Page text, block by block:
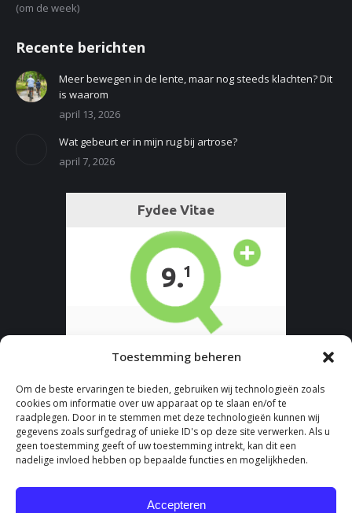
Toestemming beheren
Om de beste ervaringen te bieden, gebruiken wij technologieën zoals
cookies om informatie over uw apparaat op te slaan en/of te
raadplegen. Door in te stemmen met deze technologieën kunnen wij
gegevens zoals surfgedrag of unieke ID's op deze site verwerken. Als u
geen toestemming geeft of uw toestemming intrekt, kan dit een
nadelige invloed hebben op bepaalde functies en mogelijkheden.
Accepteren
(om de week)
Recente berichten
Meer bewegen in de lente, maar nog steeds klachten? Dit
is waarom
april 13, 2026
Wat gebeurt er in mijn rug bij artrose?
april 7, 2026